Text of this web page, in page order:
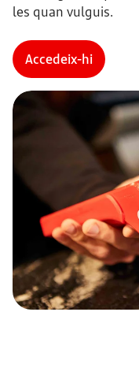
les quan vulguis.
Accedeix-hi